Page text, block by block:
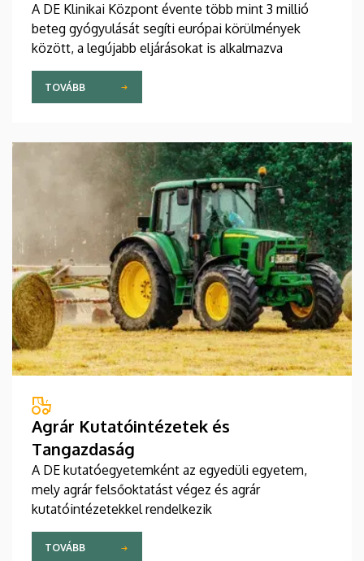
A DE Klinikai Központ évente több mint 3 millió
beteg gyógyulását segíti európai körülmények
között, a legújabb eljárásokat is alkalmazva
TOVÁBB
Agrár Kutatóintézetek és
Tangazdaság
A DE kutatóegyetemként az egyedüli egyetem,
mely agrár felsőoktatást végez és agrár
kutatóintézetekkel rendelkezik
TOVÁBB